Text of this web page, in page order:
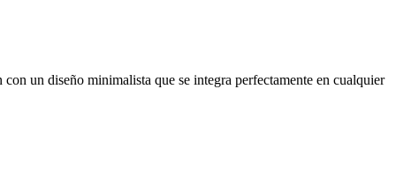
un diseño minimalista que se integra perfectamente en cualquier